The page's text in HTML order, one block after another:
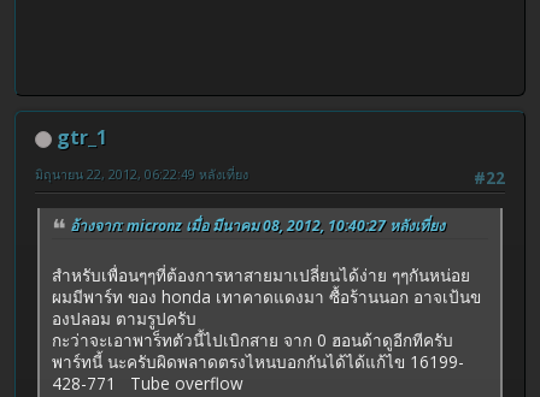
gtr_1
#22
มิถุนายน 22, 2012, 06:22:49 หลังเที่ยง
อ้างจาก: micronz เมื่อ มีนาคม 08, 2012, 10:40:27 หลังเที่ยง
สำหรับเพื่อนๆๆที่ต้องการหาสายมาเปลี่ยนได้ง่าย ๆๆกันหน่อย
ผมมีพาร์ท ของ honda เทาคาดแดงมา ซื้อร้านนอก อาจเป้นข
องปลอม ตามรูปครับ
กะว่าจะเอาพาร็ทตัวนี้ไปเบิกสาย จาก 0 ฮอนด้าดูอีกทีครับ
พาร์ทนี้ นะครับผิดพลาดตรงไหนบอกกันได้ได้แก้ไข 16199-
428-771 Tube overflow